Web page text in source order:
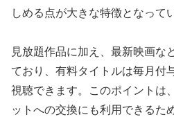
しめる点が大きな特徴となって
見放題作品に加え、最新映画な
ており、有料タイトルは毎月付
視聴できます。このポイントは
ットへの交換にも利用できるた